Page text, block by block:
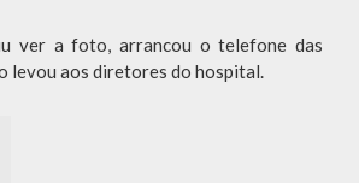
ver a foto, arrancou o telefone das
levou aos diretores do hospital.